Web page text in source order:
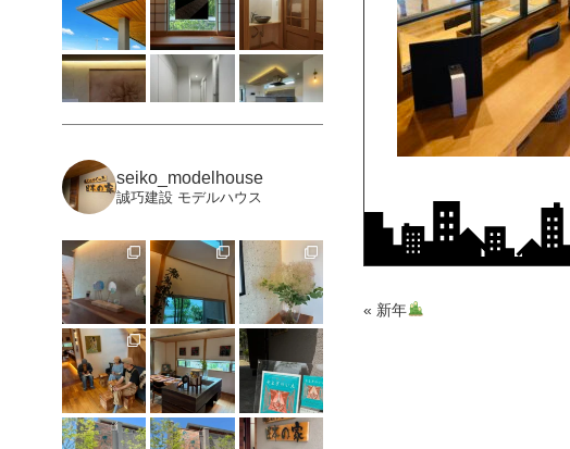
« 新年
もっと見る
Instagramをフォロー
seiko_modelhouse
誠巧建設 モデルハウス